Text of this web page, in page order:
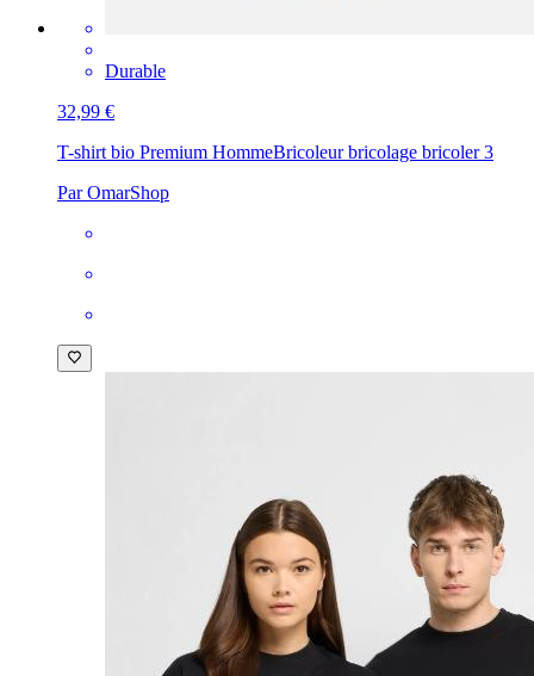
Durable
32,99 €
T-shirt bio Premium HommeBricoleur bricolage bricoler 3
Par OmarShop